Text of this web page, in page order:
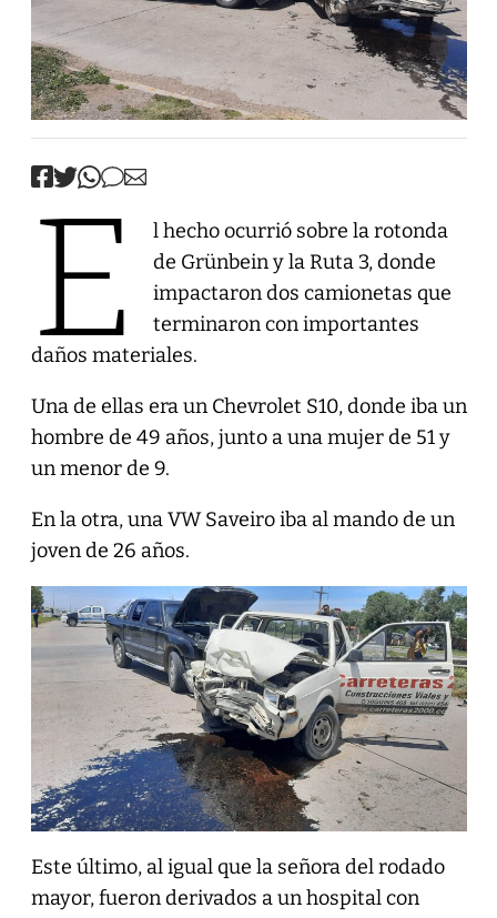
E
l hecho ocurrió sobre la rotonda
de Grünbein y la Ruta 3, donde
impactaron dos camionetas que
terminaron con importantes
daños materiales.
Una de ellas era un Chevrolet S10, donde iba un
hombre de 49 años, junto a una mujer de 51 y
un menor de 9.
En la otra, una VW Saveiro iba al mando de un
joven de 26 años.
Este último, al igual que la señora del rodado
mayor, fueron derivados a un hospital con